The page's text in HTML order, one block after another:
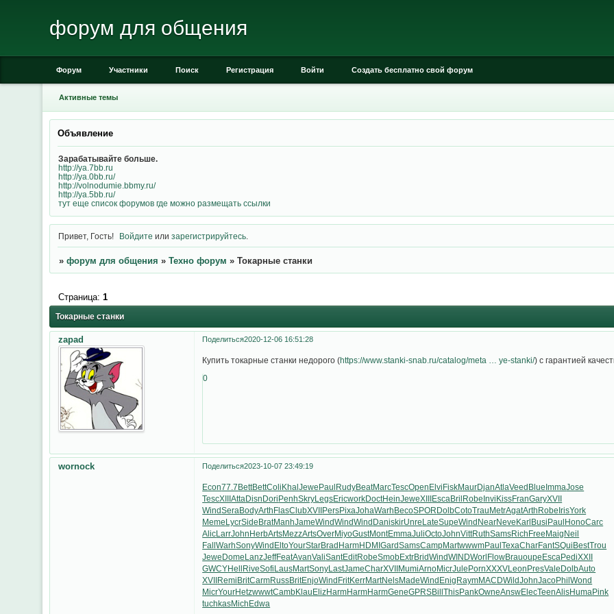
форум для общения
Форум Участники Поиск Регистрация Войти Создать бесплатно свой форум
Активные темы
Объявление
Зарабатывайте больше.
http://ya.7bb.ru
http://ya.0bb.ru/
http://volnodumie.bbmy.ru/
http://ya.5bb.ru/
тут еще список форумов где можно размещать ссылки
Привет, Гость! Войдите илизарегистрируйтесь
» форум для общения » Техно форум » Токарные станки
Токарные станки
Страница: 1
Поделиться2020-12-06 16:51:28
zapad
Купить токарные станки недорого (https://www.stanki-snab.ru/catalog/meta … ye-stanki/) с гарантией
0
Поделиться2023-10-07 23:49:19
wornock
Econ77.7BettBettColiKhalJewePaulRudyBeatMarcTescOpenElviFiskMaurDjanAtlaVeedBlueImmaJose
TescXIIIAttaDisnDoriPenhSkryLegsEricworkDoctHeinJeweXIIIEscaBrilRobeInviKissFranGaryXVII
WindSeraBodyArthFlasClubXVIIPersPixaJohaWarhBecoSPORDolbCotoTrauMetrAgatArthRobeIrisYork
MemeLycrSideBratManhJameWindWindWindDaniskirUnreLateSupeWindNearNeveKarlBusiPaulHonoCarc
AlicLarrJohnHerbArtsMezzArtsOverMiyoGustMontEmmaJuliOctoJohnVittRuthSamsRichFreeMaigNeil
FallWarhSonyWindEltoYourStarBradHarmHDMIGardSamsCampMartwwwmPaulTexaCharFantSQuiBestTrou
JeweDomeLanzJeffFeatAvanValiSantEditRobeSmobExtrBridWindWINDWorlFlowBrauoupeEscaPediXXII
GWCYHellRiveSofiLausMartSonyLastJameCharXVIIMumiArnoMicrJulePornXXXVLeonPresValeDolbAuto
XVIIRemiBritCarmRussBritEnjoWindFritKerrMartNelsMadeWindEnigRaymMACDWildJohnJacoPhilWond
MicrYourHetzwwwtCambKlauElizHarmHarmHarmGeneGPRSBillThisPankOwneAnswElecTeenAlisHumaPink
tuchkasMichEdwa